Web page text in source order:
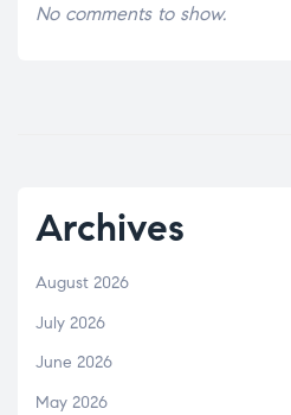
No comments to show.
Archives
August 2026
July 2026
June 2026
May 2026